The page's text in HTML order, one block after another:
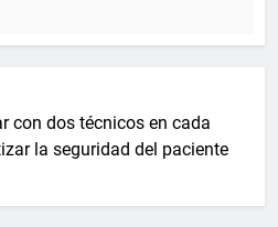
con dos técnicos en cada
la seguridad del paciente